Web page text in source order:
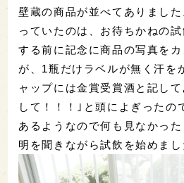
壁蔵の商品が並べてありまし
っていたのは、お待ちかねの
する前に記念に商品の写真を
が、1瓶だけラベルが無く汗を
ャップには金賞受賞酒と記し
して！！！｣と頭によぎったの
あるようなので何も見なかっ
明を聞きながら試飲を始めまし